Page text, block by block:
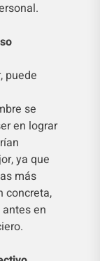
puede
se
en lograr
ya que
más
concreta,
en